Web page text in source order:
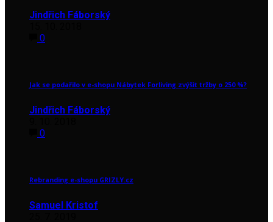
Jindřich Fáborský
0
Jak se podařilo v e-shopu Nábytek Forliving zvýšit tržby o 250 %?
Jindřich Fáborský
0
Rebranding e-shopu GRIZLY.cz
Samuel Kristof